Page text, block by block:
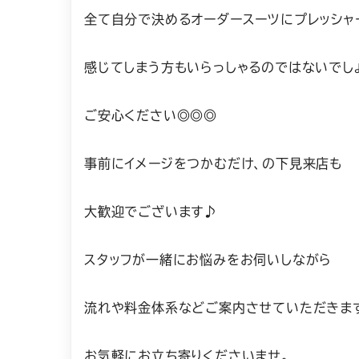
全て自分で決めるオーダースーツにプレッシャ
感じてしまう方もいらっしゃるのではないでし
ご安心ください◎◎◎
事前にイメージをつかむだけ、の下見来店も
大歓迎でございます♪
スタッフが一緒にお悩みをお伺いしながら
流れや料金体系などご案内させていただきま
お気軽にお立ち寄りくださいませ。